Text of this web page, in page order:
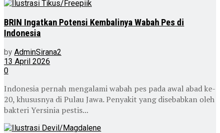
BRIN Ingatkan Potensi Kembalinya Wabah Pes di
Indonesia
by AdminSirana2
13 April 2026
0
Indonesia pernah mengalami wabah pes pada awal abad ke-
20, khususnya di Pulau Jawa. Penyakit yang disebabkan oleh
bakteri Yersinia pestis...